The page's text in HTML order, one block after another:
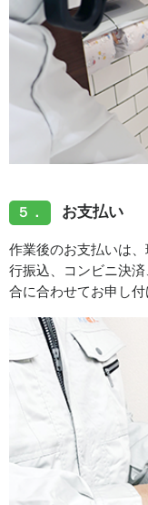
５． お支払い
作業後のお支払いは
行振込、コンビニ決
合に合わせてお申し付